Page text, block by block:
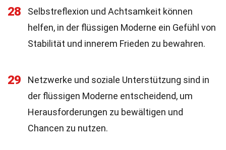
28
Selbstreflexion und Achtsamkeit können
helfen, in der flüssigen Moderne ein Gefühl von
Stabilität und innerem Frieden zu bewahren.
29
Netzwerke und soziale Unterstützung sind in
der flüssigen Moderne entscheidend, um
Herausforderungen zu bewältigen und
Chancen zu nutzen.